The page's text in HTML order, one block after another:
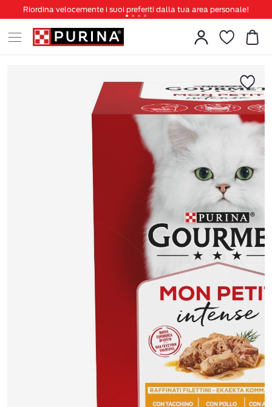
Riordina velocemente i suoi preferiti dalla tua area personale!
Tanti sconti e novità ti aspettano, non perderteli!
Spedizione gratuita a partire da 49 €